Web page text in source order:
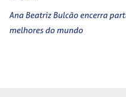
Ana Beatriz Bulcão encerra
melhores do mundo